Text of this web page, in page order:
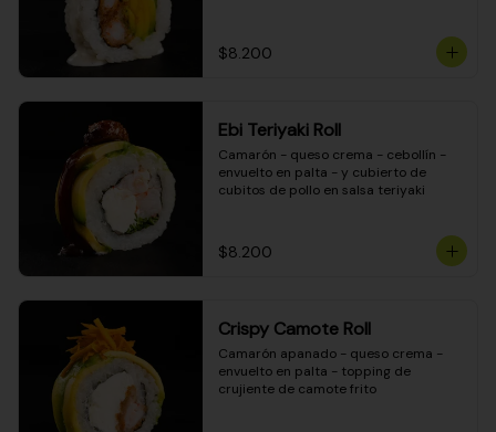
$8.200
Ebi Teriyaki Roll
Camarón - queso crema - cebollín -
envuelto en palta - y cubierto de
cubitos de pollo en salsa teriyaki
$8.200
Crispy Camote Roll
Camarón apanado - queso crema -
envuelto en palta - topping de
crujiente de camote frito